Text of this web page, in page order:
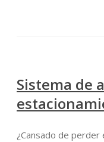
Sistema de
¿Cansado de